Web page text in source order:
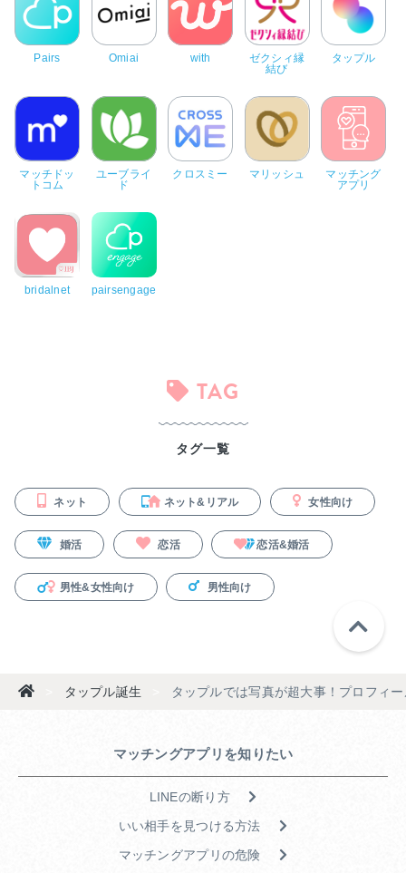
Pairs Omiai with
ゼクシィ縁
結び
タップル
マッチドッ
トコム
ユーブライ
ド
クロスミー マリッシュ
マッチング
アプリ
bridalnet pairsengage
TAG
タグ一覧
ネット ネット&リアル 女性向け
婚活 恋活 恋活&婚活
男性&女性向け 男性向け
タップル誕生 タップルでは写真が超大事！プロフィ
マッチングアプリを知りたい
LINEの断り方
いい相手を見つける方法
マッチングアプリの危険